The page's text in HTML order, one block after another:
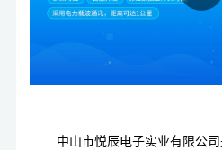
中山市悦辰电子实业有限公